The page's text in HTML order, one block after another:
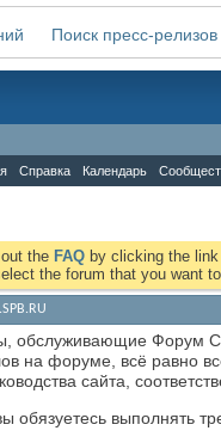
Поиск пресс-релизов
Справка Календарь
the FAQ by clicking the
the forum that you want
обслуживающие Форум
на форуме, всё равно
сайта,
выполнять